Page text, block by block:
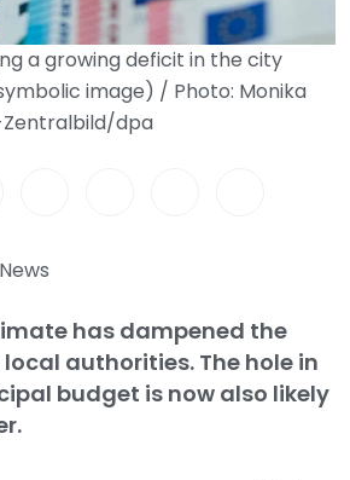
a growing deficit in the city
image) / Photo: Monika
dpa
has dampened the
authorities. The hole in
budget is now also likely